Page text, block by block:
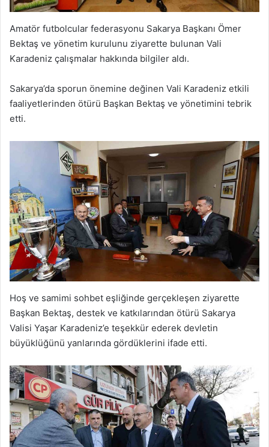
Amatör futbolcular federasyonu Sakarya Başkanı Ömer
Bektaş ve yönetim kurulunu ziyarette bulunan Vali
Karadeniz çalışmalar hakkında bilgiler aldı.
Sakarya’da sporun önemine değinen Vali Karadeniz etkili
faaliyetlerinden ötürü Başkan Bektaş ve yönetimini tebrik
etti.
Hoş ve samimi sohbet eşliğinde gerçekleşen ziyarette
Başkan Bektaş, destek ve katkılarından ötürü Sakarya
Valisi Yaşar Karadeniz’e teşekkür ederek devletin
büyüklüğünü yanlarında gördüklerini ifade etti.